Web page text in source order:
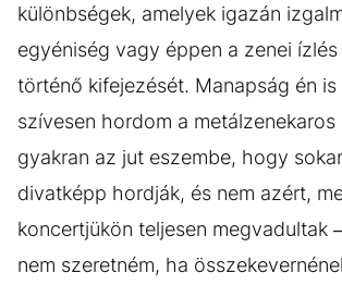
különbségek, amelyek igazán
egyéniség vagy éppen a zenei
történő kifejezését. Manapság én is
szívesen hordom a
gyakran az jut eszembe, hogy
divatképp hordják, és nem azért,
koncertjükön teljesen megvadultak
nem szeretném, ha